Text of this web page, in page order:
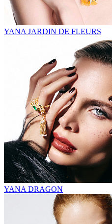
YANA JARDIN DE FLEURS
YANA DRAGON